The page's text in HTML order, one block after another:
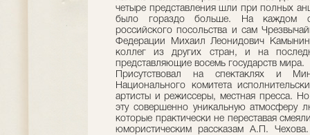
четыре представления шли при полных
было гораздо больше. На каждом
российского посольства и сам
Федерации Михаил Леонидович
коллег из других стран, и на
представляющие восемь государств мира.
Присутствовал на спектаклях и
Национального комитета
артисты и режиссеры, местная пресса.
эту совершенно уникальную атмосферу
которые практически не переставая
юмористическим рассказам А.П.